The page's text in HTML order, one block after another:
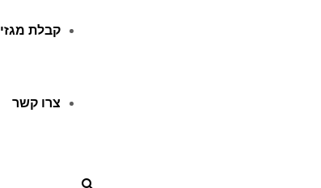
קבלת
צרו קשר